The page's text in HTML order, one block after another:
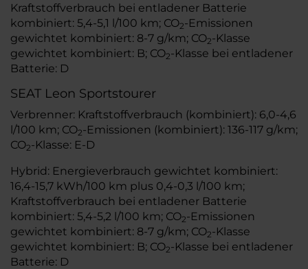
Kraftstoffverbrauch bei entladener Batterie
kombiniert: 5,4-5,1 l/100 km; CO2-Emissionen
gewichtet kombiniert: 8-7 g/km; CO2-Klasse
gewichtet kombiniert: B; CO2-Klasse bei entladener
Batterie: D
SEAT Leon Sportstourer
Verbrenner: Kraftstoffverbrauch (kombiniert): 6,0-4,6
l/100 km; CO2-Emissionen (kombiniert): 136-117 g/km;
CO2-Klasse: E-D
Hybrid: Energieverbrauch gewichtet kombiniert:
16,4-15,7 kWh/100 km plus 0,4-0,3 l/100 km;
Kraftstoffverbrauch bei entladener Batterie
kombiniert: 5,4-5,2 l/100 km; CO2-Emissionen
gewichtet kombiniert: 8-7 g/km; CO2-Klasse
gewichtet kombiniert: B; CO2-Klasse bei entladener
Batterie: D